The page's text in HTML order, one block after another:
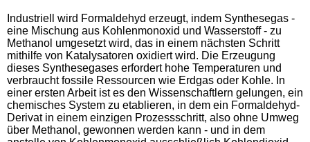
Industriell wird Formaldehyd erzeugt, indem Synthesegas -
eine Mischung aus Kohlenmonoxid und Wasserstoff - zu
Methanol umgesetzt wird, das in einem nächsten Schritt
mithilfe von Katalysatoren oxidiert wird. Die Erzeugung
dieses Synthesegases erfordert hohe Temperaturen und
verbraucht fossile Ressourcen wie Erdgas oder Kohle. In
einer ersten Arbeit ist es den Wissenschaftlern gelungen, ein
chemisches System zu etablieren, in dem ein Formaldehyd-
Derivat in einem einzigen Prozessschritt, also ohne Umweg
über Methanol, gewonnen werden kann - und in dem